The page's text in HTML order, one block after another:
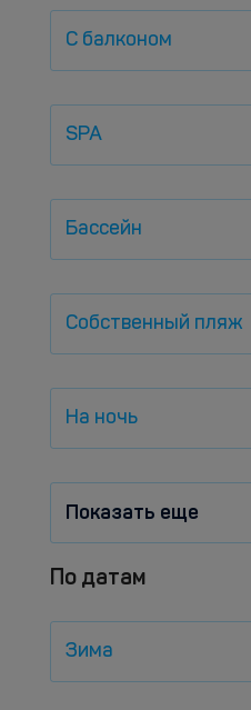
С балконом
SPA
Бассейн
Собственный пляж
На ночь
Показать еще
По датам
Зима